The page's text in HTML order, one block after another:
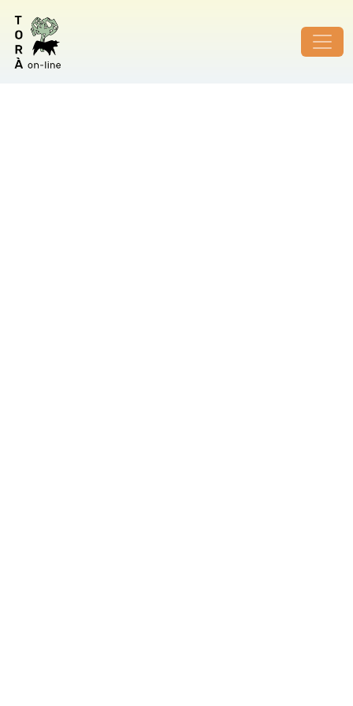
ID de foto no vàlid